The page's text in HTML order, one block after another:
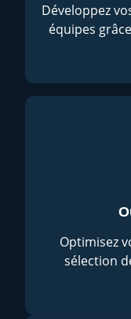
Développez
équipes
Optimisez
sélection